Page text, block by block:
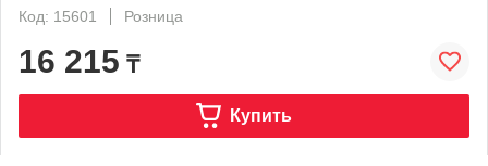
Код: 15601
Розница
16 215 ₸
Купить